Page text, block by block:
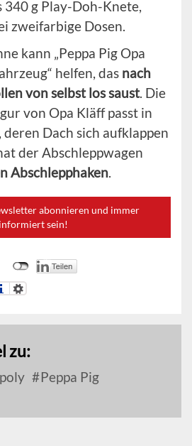
g Play-Doh-Knete,
zweifarbige Dosen.
kann „Peppa Pig Opa
helfen, das nach
von selbst los saust. Die
von Opa Kläff passt in
Dach sich aufklappen
der Abschleppwagen
Abschlepphaken.
abonnieren und immer
informiert sein!
zu:
Peppa Pig